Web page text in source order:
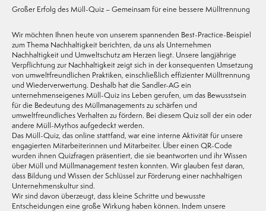
Großer Erfolg des Müll-Quiz – Gemeinsam für eine bessere Mülltrennung
Wir möchten Ihnen heute von unserem spannenden Best-Practice-Beispiel
zum Thema Nachhaltigkeit berichten, da uns als Unternehmen
Nachhaltigkeit und Umweltschutz am Herzen liegt. Unsere langjährige
Verpflichtung zur Nachhaltigkeit zeigt sich in der konsequenten Umsetzung
von umweltfreundlichen Praktiken, einschließlich effizienter Mülltrennung
und Wiederverwertung. Deshalb hat die Sandler-AG ein
unternehmenseigenes Müll-Quiz ins Leben gerufen, um das Bewusstsein
für die Bedeutung des Müllmanagements zu schärfen und
umweltfreundliches Verhalten zu fördern. Bei diesem Quiz soll der ein oder
andere Müll-Mythos aufgedeckt werden.
Das Müll-Quiz, das online stattfand, war eine interne Aktivität für unsere
engagierten Mitarbeiterinnen und Mitarbeiter. Über einen QR-Code
wurden ihnen Quizfragen präsentiert, die sie beantworten und ihr Wissen
über Müll und Müllmanagement testen konnten. Wir glauben fest daran,
dass Bildung und Wissen der Schlüssel zur Förderung einer nachhaltigen
Unternehmenskultur sind.
Wir sind davon überzeugt, dass kleine Schritte und bewusste
Entscheidungen eine große Wirkung haben können. Indem unsere